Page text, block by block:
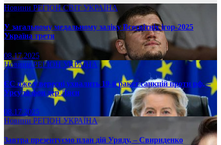
Новини РЕГІОНСВІТ УКРАЇНА
У загальному медальному заліку Всесвітніх ігор-2025
Україна третя
08.17.2025
НовиниРЕГІОН УКРАЇНА
ЄС вже у вересні ухвалить 19-й ракет санкцій проти рф, –
Урсула фон дер Ляєн
08.17.2025
Новини РЕГІОН УКРАЇНА
Завтра презентуємо план дій Уряду, – Свириденко